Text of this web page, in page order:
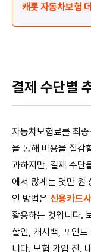
캐롯 자동차보험
결제 수단별
자동차보험료를 최
을 통해 비용을 절감
과하지만, 결제 수단
에서 많게는 몇만 원
인 방법은 신용카드
활용하는 것입니다.
할인, 캐시백, 포인
니다. 보험 가입 전,